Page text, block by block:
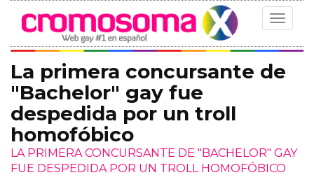
Toggle
La primera concursante de
"Bachelor" gay fue
despedida por un troll
homofóbico
LA PRIMERA CONCURSANTE DE "BACHELOR" GAY
FUE DESPEDIDA POR UN TROLL HOMOFÓBICO